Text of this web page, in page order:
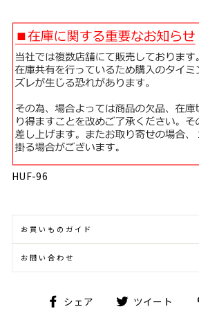
HUF-96
お買いものガイド
お問い合わせ
シェア
Facebookツイート